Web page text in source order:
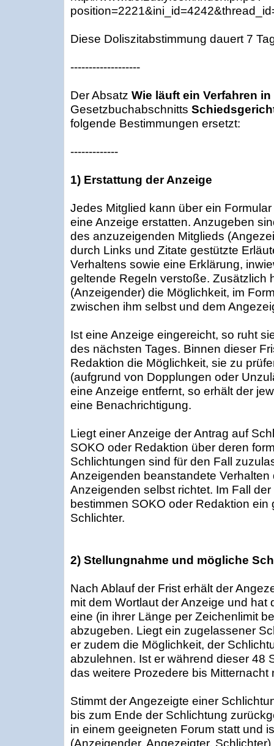
Diese Doliszitabstimmung dauert 7
-------------------
Der Absatz Wie läuft ein Verfahren
Gesetzbuchabschnitts
folgende Bestimmungen ersetzt:
-------------
1) Erstattung der Anzeige
Jedes Mitglied kann über ein
eine Anzeige erstatten. Anzugeben
des anzuzeigenden Mitglieds
durch Links und Zitate gestützte
Verhaltens sowie eine Erklärung,
geltende Regeln verstoße. Zusätzlich
(Anzeigender) die Möglichkeit, im
zwischen ihm selbst und dem
Ist eine Anzeige eingereicht, so ruht
des nächsten Tages. Binnen dieser
Redaktion die Möglichkeit, sie zu
(aufgrund von Dopplungen oder
eine Anzeige entfernt, so erhält der
eine Benachrichtigung.
Liegt einer Anzeige der Antrag auf
SOKO oder Redaktion über deren
Schlichtungen sind für den Fall
Anzeigenden beanstandete
Anzeigenden selbst richtet. Im Fall
bestimmen SOKO oder Redaktion ein
Schlichter.
2) Stellungnahme und mögliche
Nach Ablauf der Frist erhält der
mit dem Wortlaut der Anzeige und hat
eine (in ihrer Länge per Zeichenlimit
abzugeben. Liegt ein zugelassener
er zudem die Möglichkeit, der
abzulehnen. Ist er während dieser 48
das weitere Prozedere bis
Stimmt der Angezeigte einer
bis zum Ende der Schlichtung
in einem geeigneten Forum statt und
(Anzeigender, Angezeigter,